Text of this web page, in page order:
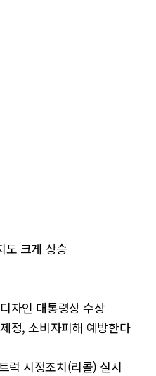
크게 상승
자인 대통령상 수상
정, 소비자피해 예방한다
럭 시정조치(리콜) 실시